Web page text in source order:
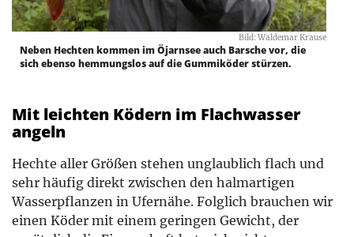
Bild: Waldemar Krause
Neben Hechten kommen im Öjarnsee auch Barsche vor, die
sich ebenso hemmungslos auf die Gummiköder stürzen.
Mit leichten Ködern im Flachwasser
angeln
Hechte aller Größen stehen unglaublich flach und
sehr häufig direkt zwischen den halmartigen
Wasserpflanzen in Ufernähe. Folglich brauchen wir
einen Köder mit einem geringen Gewicht, der